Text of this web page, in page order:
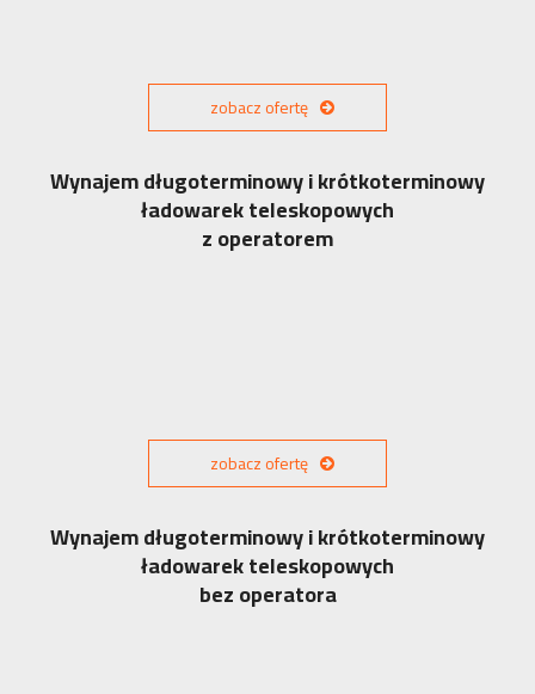
zobacz ofertę
Wynajem długoterminowy i krótkoterminowy
ładowarek teleskopowych
z operatorem
zobacz ofertę
Wynajem długoterminowy i krótkoterminowy
ładowarek teleskopowych
bez operatora